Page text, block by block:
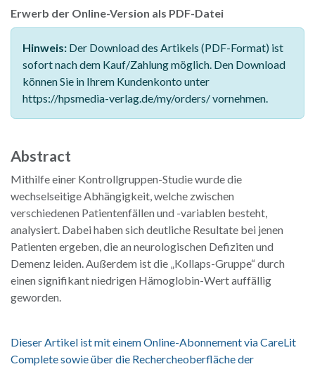
Erwerb der Online-Version als PDF-Datei
Hinweis: Der Download des Artikels (PDF-Format) ist
sofort nach dem Kauf/Zahlung möglich. Den Download
können Sie in Ihrem Kundenkonto unter
https://hpsmedia-verlag.de/my/orders/ vornehmen.
Abstract
Mithilfe einer Kontrollgruppen-Studie wurde die
wechselseitige Abhängigkeit, welche zwischen
verschiedenen Patientenfällen und -variablen besteht,
analysiert. Dabei haben sich deutliche Resultate bei jenen
Patienten ergeben, die an neurologischen Defiziten und
Demenz leiden. Außerdem ist die „Kollaps-Gruppe“ durch
einen signifikant niedrigen Hämoglobin-Wert auffällig
geworden.
Dieser Artikel ist mit einem Online-Abonnement via CareLit
Complete sowie über die Rechercheoberfläche der